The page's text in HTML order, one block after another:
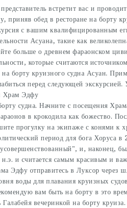
встретит вас и
приняв обед в ресторане на борту
с вашим квалифицированным
Асуана, такие как
больше о древнем фараонском
которые считаются
на борту круизного судна Асуан.
перед следующей
Храм Эдфу
судна. Начните с посещения
в крокодила как божество.
прогулку на экипаже с конями к
период для бога Хоруса
и, наконец,
и считается самым красивым и
Эдфу отправитесь в Луксор через
воды для плавания круизных
вам быть на борту в это
вечеринкой на борту